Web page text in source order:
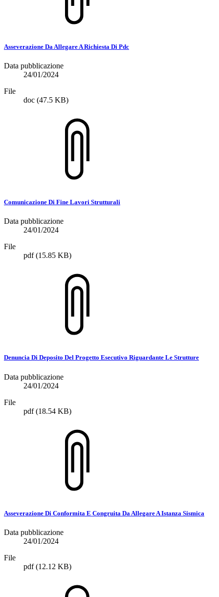
Asseverazione Da Allegare A Richiesta Di Pdc
Data pubblicazione
24/01/2024
File
doc (47.5 KB)
Comunicazione Di Fine Lavori Strutturali
Data pubblicazione
24/01/2024
File
pdf(15.85 KB)
Denuncia Di Deposito Del Progetto Esecutivo Riguardante Le Strutture
Data pubblicazione
24/01/2024
File
pdf(18.54 KB)
Asseverazione Di Conformita E Congruita Da Allegare A Istanza Sismica
Data pubblicazione
24/01/2024
File
pdf(12.12 KB)